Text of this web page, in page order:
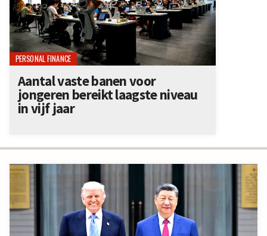
PERSONAL FINANCE
Aantal vaste banen voor
jongeren bereikt laagste niveau
in vijf jaar